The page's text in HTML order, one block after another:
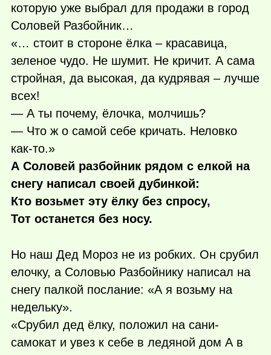
которую уже выбрал для продажи в город
Соловей Разбойник…
«… стоит в стороне ёлка – красавица,
зеленое чудо. Не шумит. Не кричит. А сама
стройная, да высокая, да кудрявая – лучше
всех!
— А ты почему, ёлочка, молчишь?
— Что ж о самой себе кричать. Неловко
как-то.»
А Соловей разбойник рядом с елкой на
снегу написал своей дубинкой:
Кто возьмет эту ёлку без спросу,
Тот останется без носу.
Но наш Дед Мороз не из робких. Он срубил
елочку, а Соловью Разбойнику написал на
снегу палкой послание: «А я возьму на
недельку».
«Срубил дед ёлку, положил на сани-
самокат и увез к себе в ледяной дом А в